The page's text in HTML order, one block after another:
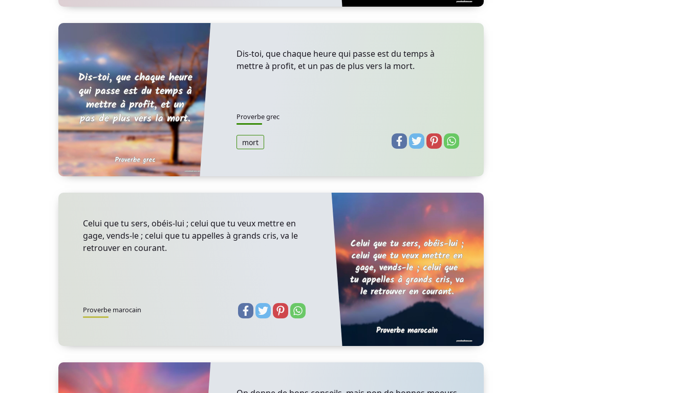
Dis-toi, que chaque heure qui passe est du temps à
mettre à profit, et un pas de plus vers la mort.
Proverbe grec
mort
Celui que tu sers, obéis-lui ; celui que tu veux mettre en
gage, vends-le ; celui que tu appelles à grands cris, va le
retrouver en courant.
Proverbe marocain